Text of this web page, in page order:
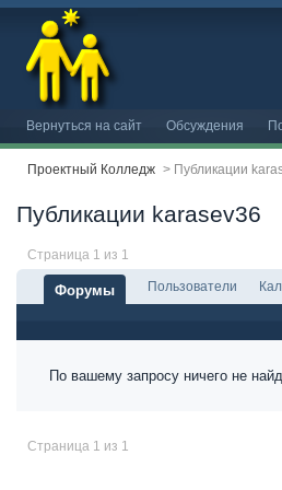
Вернуться на сайт Обсуждения
Проектный Колледж > Публикации
Публикации karasev36
Страница 1 из 1
Форумы Пользователи
По вашему запросу ничего не
Страница 1 из 1